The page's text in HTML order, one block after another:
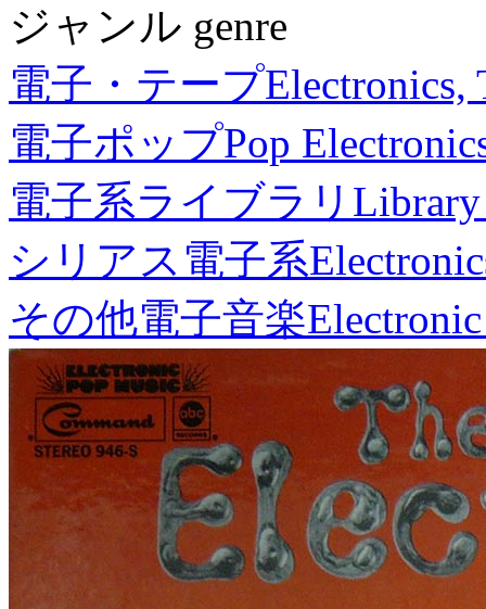
ジャンル genre
電子・テープElectronics,
電子ポップPop
電子系ライブラリ
シリアス電子系
その他電子音楽